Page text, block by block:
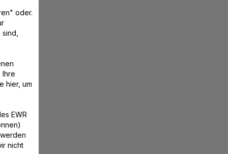
oder.
Ihre
hier, um
EWR
nicht